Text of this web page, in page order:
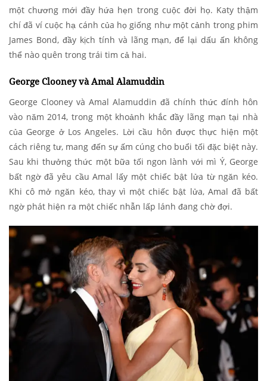
một chương mới đầy hứa hẹn trong cuộc đời họ. Katy thậm
chí đã ví cuộc hạ cánh của họ giống như một cảnh trong phim
James Bond, đầy kịch tính và lãng mạn, để lại dấu ấn không
thể nào quên trong trái tim cả hai.
George Clooney và Amal Alamuddin
George Clooney và Amal Alamuddin đã chính thức đính hôn
vào năm 2014, trong một khoảnh khắc đầy lãng mạn tại nhà
của George ở Los Angeles. Lời cầu hôn được thực hiện một
cách riêng tư, mang đến sự ấm cúng cho buổi tối đặc biệt này.
Sau khi thưởng thức một bữa tối ngon lành với mì Ý, George
bất ngờ đã yêu cầu Amal lấy một chiếc bật lửa từ ngăn kéo.
Khi cô mở ngăn kéo, thay vì một chiếc bật lửa, Amal đã bất
ngờ phát hiện ra một chiếc nhẫn lấp lánh đang chờ đợi.